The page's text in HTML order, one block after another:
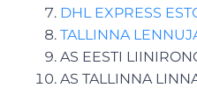
DHL EXPRESS
TALLINNA
AS EESTI
AS TALLINNA